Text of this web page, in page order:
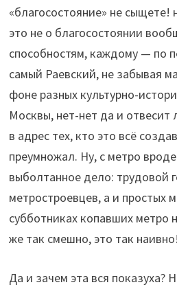
«благосостояние» не
это не о благосостоянии
способностям, каждому — по
самый Раевский, не забывая
фоне разных культурно-
Москвы, нет-нет да и отвесит
в адрес тех, кто это всё
преумножал. Ну, с метро
выболтанное дело: трудовой
метростроевцев, а и простых
субботниках копавших метро
же так смешно, это так наивно!
Да и зачем эта вся показуха?